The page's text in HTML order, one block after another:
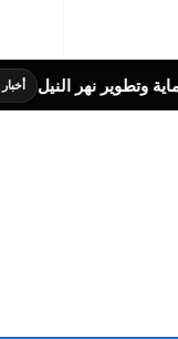
أخبار الناس اليوم